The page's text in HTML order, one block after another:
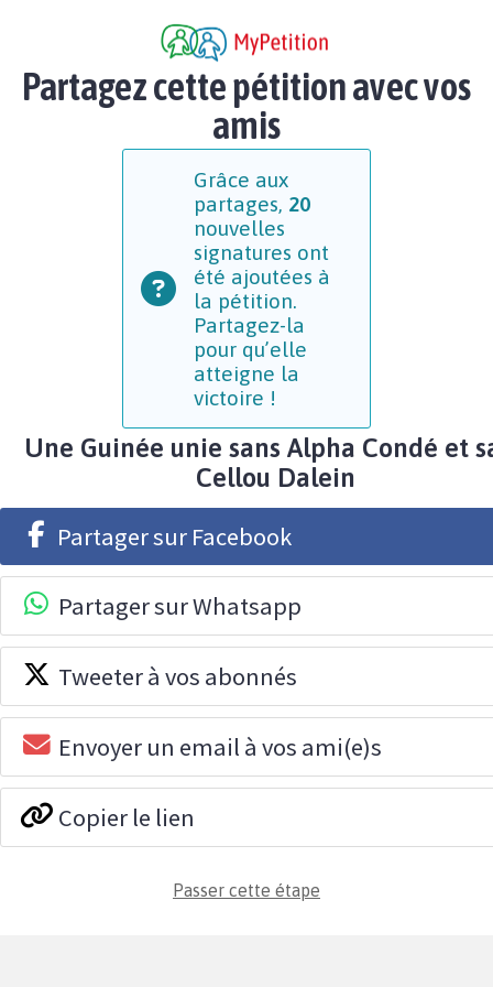
Partagez cette pétition avec vos
amis
Grâce aux
partages, 20
nouvelles
signatures ont
été ajoutées à
la pétition.
Partagez-la
pour qu’elle
atteigne la
victoire !
Une Guinée unie sans Alpha Condé et
Cellou Dalein
Partager sur Facebook
Partager sur Whatsapp
Tweeter à vos abonnés
Envoyer un email à vos ami(e)s
Copier le lien
Passer cette étape